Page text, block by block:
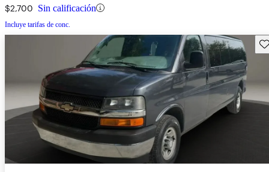
$2,700 Sin calificación
Incluye tarifas de conc.